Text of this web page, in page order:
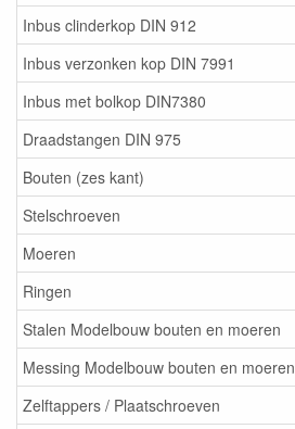
Inbus clinderkop DIN 912
Inbus verzonken kop DIN 7991
Inbus met bolkop DIN7380
Draadstangen DIN 975
Bouten (zes kant)
Stelschroeven
Moeren
Ringen
Stalen Modelbouw bouten en moeren
Messing Modelbouw bouten en moeren
Zelftappers / Plaatschroeven